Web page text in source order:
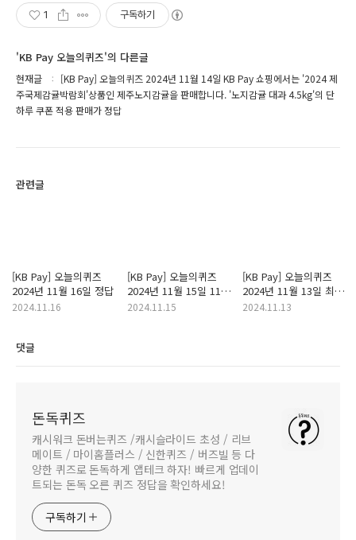
1 구독하기
'KB Pay 오늘의퀴즈'의 다른글
현재글
[KB Pay] 오늘의퀴즈 2024년 11월 14일 KB Pay 쇼핑에서는 '2024 제
주국제감귤박람회'상품인 제주노지감귤을 판매합니다. '노지감귤 대과 4.5kg'의 단
하루 쿠폰 적용 판매가 정답
관련글
[KB Pay] 오늘의퀴즈
2024년 11월 16일 정답
2024.11.16
[KB Pay] 오늘의퀴즈
2024년 11월 15일 11월
배추가격 인상에 따라
2024.11.15
[KB Pay] 오늘의퀴즈
2024년 11월 13일 최근
3개월 실업률 평균값이
2024.11.13
댓글
돈독퀴즈
캐시워크 돈버는퀴즈 /캐시슬라이드 초성 / 리브
메이트 / 마이홈플러스 / 신한퀴즈 / 버즈빌 등 다
양한 퀴즈로 돈독하게 앱테크 하자! 빠르게 업데이
트되는 돈독 오른 퀴즈 정답을 확인하세요!
구독하기